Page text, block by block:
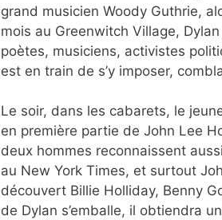
grand musicien Woody Guthrie,
mois au Greenwitch Village,
poètes, musiciens, activistes
est en train de s’y imposer,
Le soir, dans les cabarets, le
en première partie de John Lee
deux hommes reconnaissent
au New York Times, et surtout
découvert Billie Holliday, Benny
de Dylan s’emballe, il obtiendra